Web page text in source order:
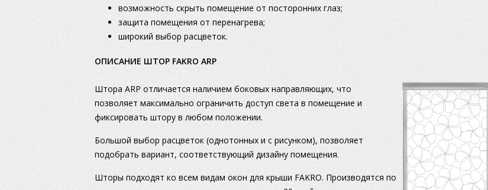
возможность скрыть помещение от посторонних глаз;
защита помещения от перенагрева;
широкий выбор расцветок.
OПИСАНИЕ ШТОР FAKRO ARP
Штора ARP отличается наличием боковых направляющих, что
позволяет максимально ограничить доступ света в помещение и
фиксировать штору в любом положении.
Большой выбор расцветок (однотонных и с рисунком), позволяет
подобрать вариант, соответствующий дизайну помещения.
Шторы подходят ко всем видам окон для крыши FAKRO. Производятся по